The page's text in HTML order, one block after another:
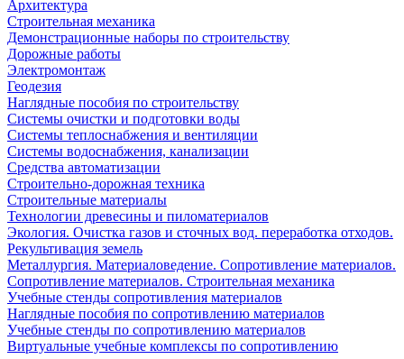
Архитектура
Cтроительная механика
Демонстрационные наборы по строительству
Дорожные работы
Электромонтаж
Геодезия
Наглядные пособия по строительству
Системы очистки и подготовки воды
Системы теплоснабжения и вентиляции
Системы водоснабжения, канализации
Средства автоматизации
Строительно-дорожная техника
Строительные материалы
Технологии древесины и пиломатериалов
Экология. Очистка газов и сточных вод. переработка отходов.
Рекультивация земель
Металлургия. Материаловедение. Сопротивление материалов.
Сопротивление материалов. Строительная механика
Учебные стенды сопротивления материалов
Наглядные пособия по сопротивлению материалов
Учебные стенды по сопротивлению материалов
Виртуальные учебные комплексы по сопротивлению